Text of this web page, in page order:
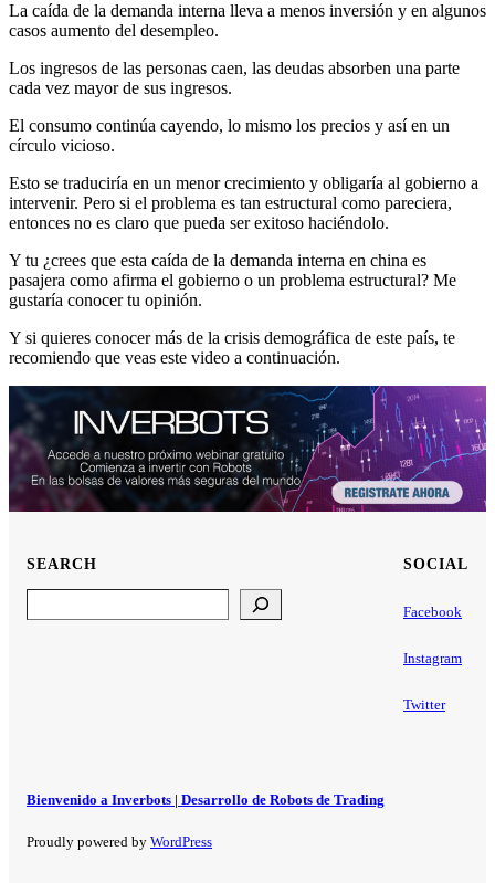
La caída de la demanda interna lleva a menos inversión y en algunos
casos aumento del desempleo.
Los ingresos de las personas caen, las deudas absorben una parte
cada vez mayor de sus ingresos.
El consumo continúa cayendo, lo mismo los precios y así en un
círculo vicioso.
Esto se traduciría en un menor crecimiento y obligaría al gobierno a
intervenir. Pero si el problema es tan estructural como pareciera,
entonces no es claro que pueda ser exitoso haciéndolo.
Y tu ¿crees que esta caída de la demanda interna en china es
pasajera como afirma el gobierno o un problema estructural? Me
gustaría conocer tu opinión.
Y si quieres conocer más de la crisis demográfica de este país, te
recomiendo que veas este video a continuación.
SEARCH SOCIAL
Facebook
Instagram
Twitter
Bienvenido a Inverbots | Desarrollo de Robots de Trading
Proudly powered by WordPress